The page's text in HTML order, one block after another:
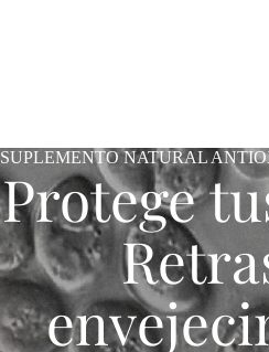
SUPLEMENTO NATURAL
Protege